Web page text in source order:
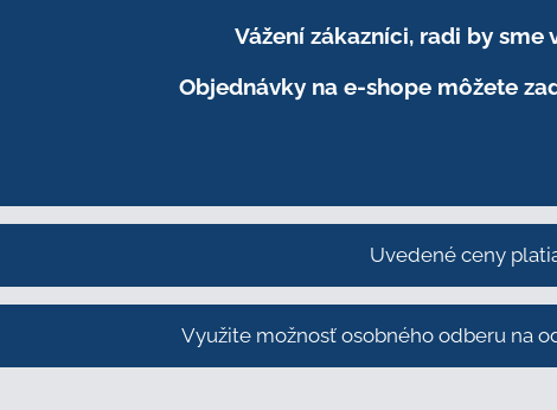
Vážení zákazníci, radi by sme
Objednávky na e-shope môžete
Uvedené ceny
Využite možnosť osobného odberu na